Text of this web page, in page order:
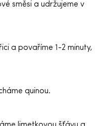
směsi a udržujeme v
a povaříme 1-2 minuty,
quinou.